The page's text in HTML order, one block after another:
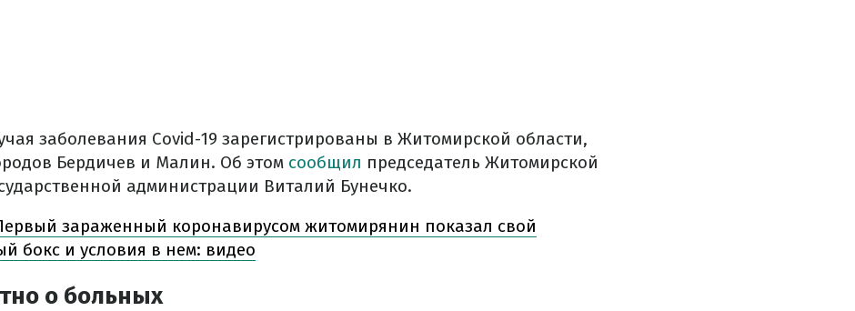
заболевания Covid-19 зарегистрированы в Житомирской области,
Бердичев и Малин. Об этом сообщил председатель Житомирской
администрации Виталий Бунечко.
зараженный коронавирусом житомирянин показал свой
бокс и условия в нем: видео
о больных